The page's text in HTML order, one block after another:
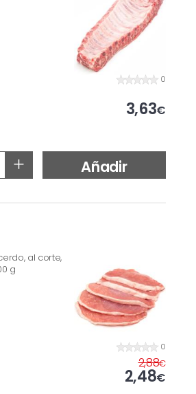
0
3,63€
+ Añadir
al corte,
g
0
2,88€
2,48€